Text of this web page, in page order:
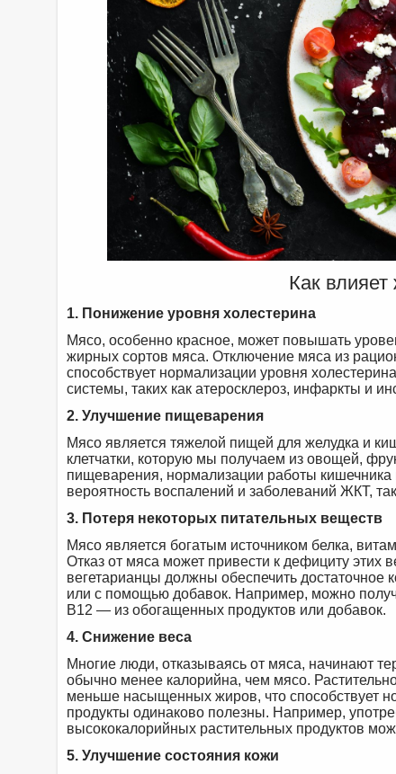
Как
1. Понижение уровня холестерина
Мясо, особенно красное, может повышать
жирных сортов мяса. Отключение мяса из
способствует нормализации уровня
системы, таких как атеросклероз, инфаркты и
2. Улучшение пищеварения
Мясо является тяжелой пищей для желудка и
клетчатки, которую мы получаем из овощей,
пищеварения, нормализации работы
вероятность воспалений и заболеваний ЖКТ,
3. Потеря некоторых питательных веществ
Мясо является богатым источником белка,
Отказ от мяса может привести к дефициту этих
вегетарианцы должны обеспечить достаточное
или с помощью добавок. Например, можно
B12 — из обогащенных продуктов или добавок.
4. Снижение веса
Многие люди, отказываясь от мяса, начинают
обычно менее калорийна, чем мясо.
меньше насыщенных жиров, что способствует
продукты одинаково полезны. Например,
высококалорийных растительных продуктов
5. Улучшение состояния кожи